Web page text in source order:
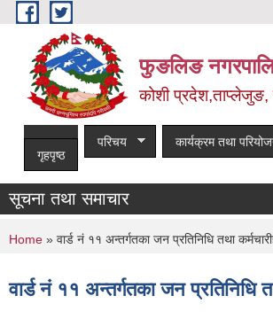
Skip to main content
फुङलिङ
कोशी प्रदेश,ताप्लेजुङ,
गृहपृष्ठ
परिचय कार्यक्रम तथा
सूचना तथा समाचार
You are here
Home » वार्ड नं ११ अन्तर्गतका जन प्रतिनिधि तथा
वार्ड नं ११ अन्तर्गतका जन प्रतिनिधि